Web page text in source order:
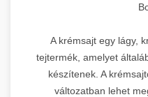
A krémsajt egy lágy,
tejtermék, amelyet
készítenek. A
változatban lehet